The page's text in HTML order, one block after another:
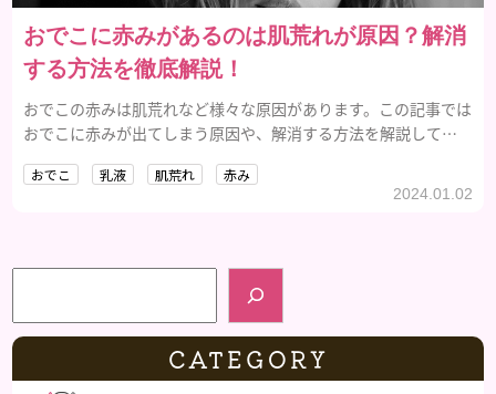
おでこに赤みがあるのは肌荒れが原因？解消
する方法を徹底解説！
おでこの赤みは肌荒れなど様々な原因があります。この記事では
おでこに赤みが出てしまう原因や、解消する方法を解説してい
おでこ 乳液 肌荒れ 赤み
2024.01.02
検索
CATEGORY